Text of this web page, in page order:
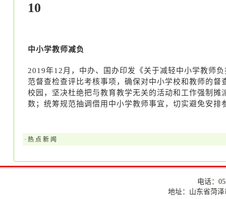
10
中小学教师减负
2019年12月，中办、国办印发《关于减轻中小学教师
范督查检查评比考核事项，确保对中小学校和教师的
校园，坚决杜绝把与教育教学无关的活动和工作强制
数；统筹规范抽调借用中小学教师事宜，切实避免安排
· 热 点 新 闻
电话：
地址：山东省菏